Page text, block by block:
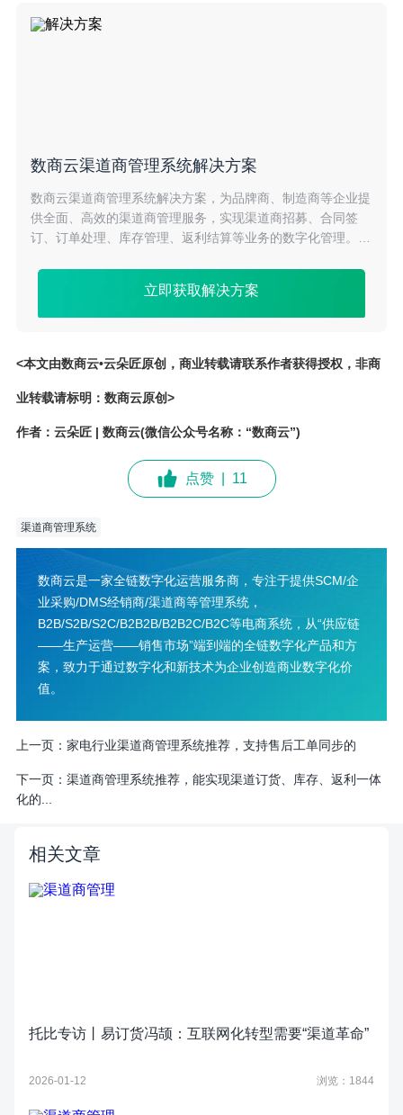
数商云渠道商管理系统解决方案
数商云渠道商管理系统解决方案，为品牌商、制造商等企业提
供全面、高效的渠道商管理服务，实现渠道商招募、合同签
订、订单处理、库存管理、返利结算等业务的数字化管理。提
立即获取解决方案
<本文由数商云•云朵匠原创，商业转载请联系作者获得授权，非商
业转载请标明：数商云原创>
作者：云朵匠 | 数商云(微信公众号名称：“数商云”)
点赞 11
渠道商管理系统
数商云是一家全链数字化运营服务商，专注于提供SCM/企
业采购/DMS经销商/渠道商等管理系统，
B2B/S2B/S2C/B2B2B/B2B2C/B2C等电商系统，从“供应链
——生产运营——销售市场”端到端的全链数字化产品和方
案，致力于通过数字化和新技术为企业创造商业数字化价
值。
上一页： 家电行业渠道商管理系统推荐，支持售后工单同步的
下一页： 渠道商管理系统推荐，能实现渠道订货、库存、返利一体
化的...
相关文章
托比专访丨易订货冯颉：互联网化转型需要“渠道革命”
2026-01-12 浏览：1844